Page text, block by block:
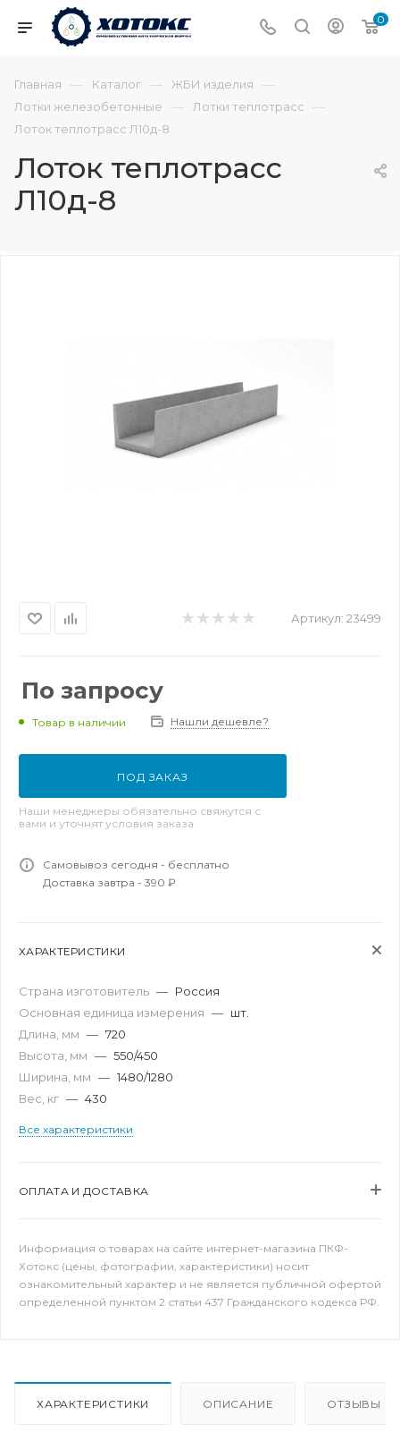
0
Главная — Каталог — ЖБИ изделия —
Лотки железобетонные — Лотки теплотрасс —
Лоток теплотрасс Л10д-8
Лоток теплотрасс
Л10д-8
Артикул: 23499
По запросу
Товар в наличии Нашли дешевле?
ПОД ЗАКАЗ
Наши менеджеры обязательно свяжутся с
вами и уточнят условия заказа
Самовывоз сегодня - бесплатно
Доставка завтра - 390 ₽
ХАРАКТЕРИСТИКИ
Страна изготовитель — Россия
Основная единица измерения — шт.
Длина, мм — 720
Высота, мм — 550/450
Ширина, мм — 1480/1280
Вес, кг — 430
Все характеристики
ОПЛАТА И ДОСТАВКА
Информация о товарах на сайте интернет-магазина ПКФ-
Хотокс (цены, фотографии, характеристики) носит
ознакомительный характер и не является публичной офертой
определенной пунктом 2 статьи 437 Гражданского кодекса РФ.
ХАРАКТЕРИСТИКИ ОПИСАНИЕ ОТЗЫВЫ